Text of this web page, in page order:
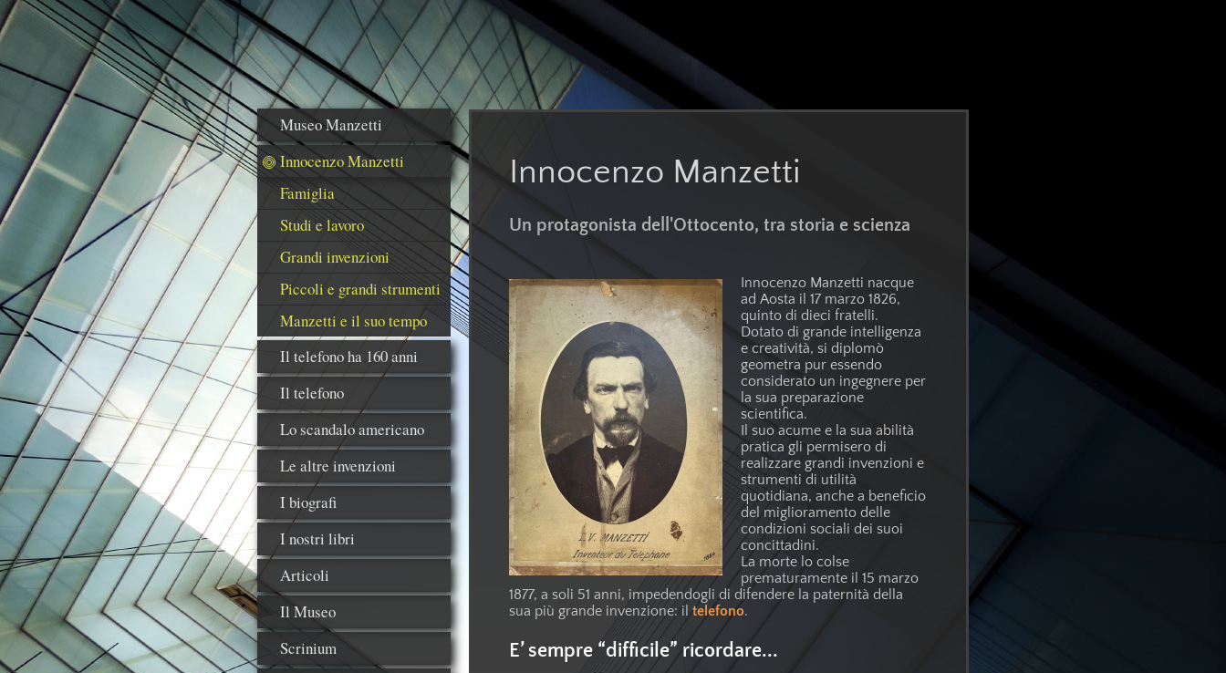
Museo Manzetti
Innocenzo Manzetti
Famiglia
Studi e lavoro
Grandi invenzioni
Piccoli e grandi strumenti
Manzetti e il suo tempo
Il telefono ha 160 anni
Il telefono
Lo scandalo americano
Le altre invenzioni
I biografi
I nostri libri
Articoli
Il Museo
Scrinium
Innocenzo Manzetti
Un protagonista dell'Ottocento, tra storia e scienza
Innocenzo Manzetti nacque
ad Aosta il 17 marzo 1826,
quinto di dieci fratelli.
Dotato di grande intelligenza
e creatività, si diplomò
geometra pur essendo
considerato un ingegnere per
la sua preparazione
scientifica.
Il suo acume e la sua abilità
pratica gli permisero di
realizzare grandi invenzioni e
strumenti di utilità
quotidiana, anche a beneficio
del miglioramento delle
condizioni sociali dei suoi
concittadini.
La morte lo colse
prematuramente il 15 marzo
1877, a soli 51 anni, impedendogli di difendere la paternità della
sua più grande invenzione: il telefono.
E’ sempre “difficile” ricordare...